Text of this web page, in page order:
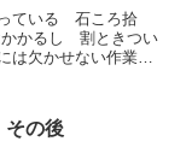
ている 石ころ拾
かるし 割ときつい
欠かせない作業で
の後